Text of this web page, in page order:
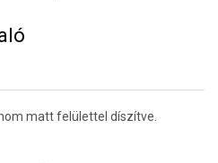
matt felülettel díszítve.